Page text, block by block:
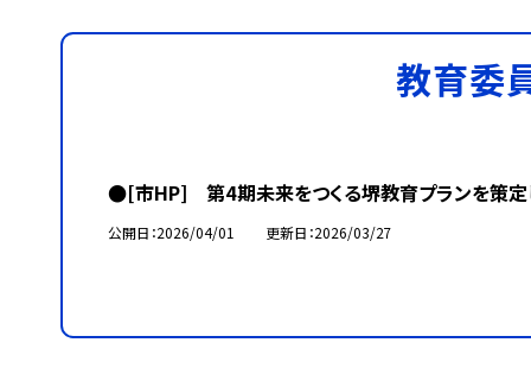
教育委
●[市HP] 第4期未来をつくる堺教育プランを策定
公開日 2026/04/01 更新日 2026/03/27